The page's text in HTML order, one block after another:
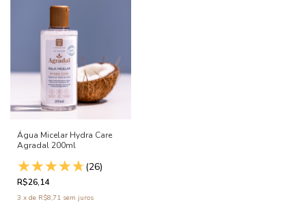
Água Micelar Hydra Care
Agradal 200ml
(26)
R$26,14
3 x de R$8,71 sem juros